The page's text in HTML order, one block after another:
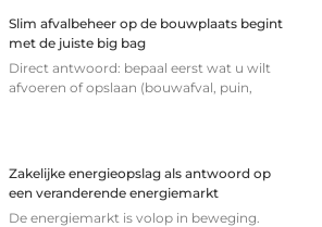
Slim afvalbeheer op de bouwplaats begint
met de juiste big bag
Direct antwoord: bepaal eerst wat u wilt
afvoeren of opslaan (bouwafval, puin,
Zakelijke energieopslag als antwoord op
een veranderende energiemarkt
De energiemarkt is volop in beweging.